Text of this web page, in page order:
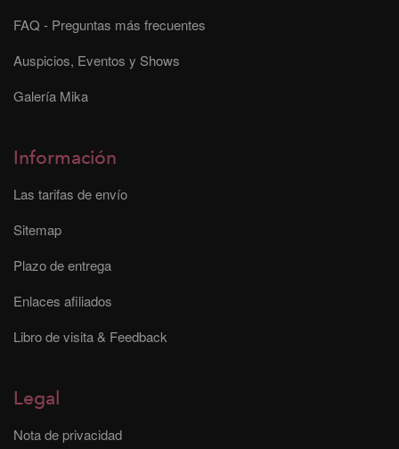
FAQ - Preguntas más frecuentes
Auspicios, Eventos y Shows
Galería Mika
Información
Las tarifas de envío
Sitemap
Plazo de entrega
Enlaces afiliados
Libro de visita & Feedback
Legal
Nota de privacidad